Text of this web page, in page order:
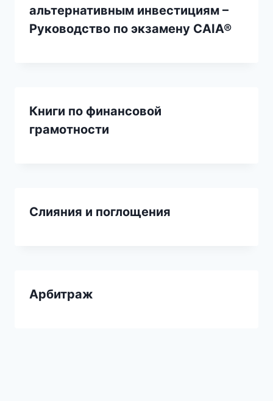
альтернативным инвестициям –
Руководство по экзамену CAIA®
Книги по финансовой
грамотности
Слияния и поглощения
Арбитраж